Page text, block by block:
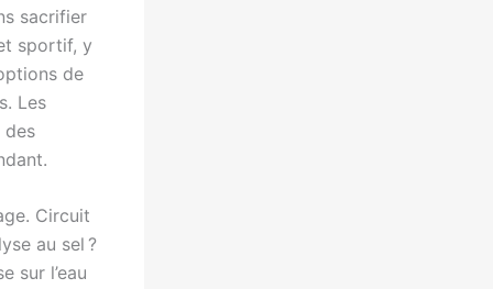
sacrifier
sportif, y
de
Les
des
Circuit
au sel ?
sur l’eau